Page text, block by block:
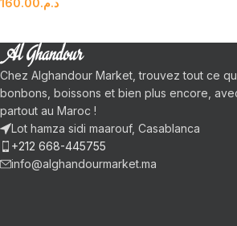
د.م.160.00
Chez Alghandour Market, trouvez tout ce
bonbons, boissons et bien plus encore,
partout au Maroc !
Lot hamza sidi maarouf, Casablanca
+212 668-445755
info@alghandourmarket.ma